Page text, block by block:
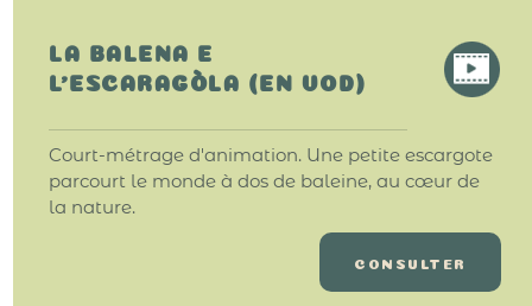
LA BALENA E
L'ESCARAGÒLA (EN VOD)
Court-métrage d'animation. Une petite escargote
parcourt le monde à dos de baleine, au cœur de
la nature.
CONSULTER